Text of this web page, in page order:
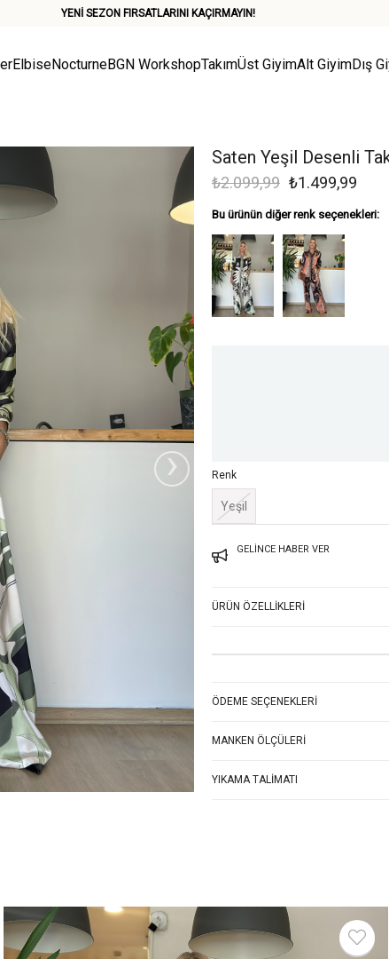
YENİ SEZON FIRSATLARINI KAÇIRMAYIN!
ElbiseNocturneBGN WorkshopTakımÜst GiyimAlt GiyimDış
›
Saten Yeşil Desenli
₺2.099,99 ₺1.499,99
Bu ürünün diğer renk seçenekleri:
Renk
Yeşil
GELINCE HABER VER
ÜRÜN ÖZELLIKLERI
ÖDEME SEÇENEKLERI
MANKEN ÖLÇÜLERI
YIKAMA TALIMATI